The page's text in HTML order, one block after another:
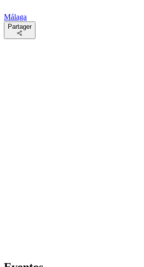
Málaga
Partager